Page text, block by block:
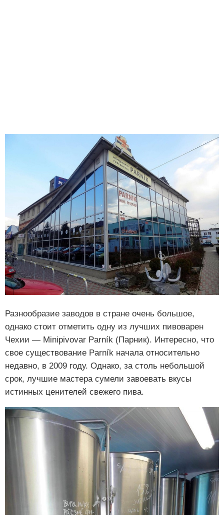
Разнообразие заводов в стране очень большое,
однако стоит отметить одну из лучших пивоварен
Чехии — Minipivovar Parník (Парник). Интересно, что
свое существование Parník начала относительно
недавно, в 2009 году. Однако, за столь небольшой
срок, лучшие мастера сумели завоевать вкусы
истинных ценителей свежего пива.